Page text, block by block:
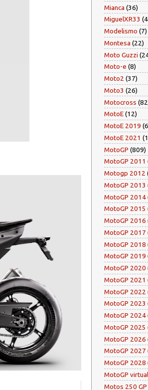
Mianca (36)
MiguelXR33
Modelismo (7)
Montesa (22)
Moto Guzzi
Moto-e (8)
Moto2 (37)
Moto3 (26)
Motocross
MotoE(12)
MotoE 2019
MotoE 2021
MotoGP (809)
MotoGP 2011
Motogp 2012
MotoGP 2013
MotoGP 2014
MotoGP 2015
MotoGP 2016
MotoGP 2017
MotoGP 2018
MotoGP 2019
MotoGP 2020
MotoGP 2021
MotoGP 2022
MotoGP 2023
MotoGP 2024
MotoGP 2025
MotoGP 2026
MotoGP 2027
MotoGP 2028
MotoGP virtual
Motos 250 GP